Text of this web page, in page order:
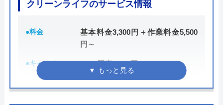
リフォーム依頼しました、工事漏れありま
す。 工事終わったあと、連絡取れなくなり
ました。 困ってます。オススメできない業
クリーンライフのサービス情報
●料金
基本料金3,300円＋作業料金5,500
円～
●キャンペーン
WEB限定3,000円OFF
※10,000円以上で適用